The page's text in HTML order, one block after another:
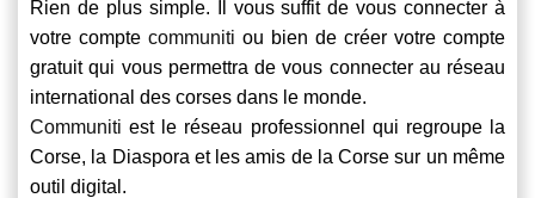
Rien de plus simple. Il vous suffit de vous connecter à
votre compte communiti ou bien de créer votre compte
gratuit qui vous permettra de vous connecter au réseau
international des corses dans le monde.
Communiti est le réseau professionnel qui regroupe la
Corse, la Diaspora et les amis de la Corse sur un même
outil digital.